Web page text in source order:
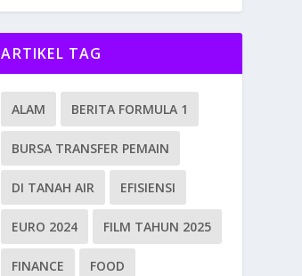
ARTIKEL TAG
ALAM BERITA FORMULA 1
BURSA TRANSFER PEMAIN
DI TANAH AIR EFISIENSI
EURO 2024 FILM TAHUN 2025
FINANCE FOOD